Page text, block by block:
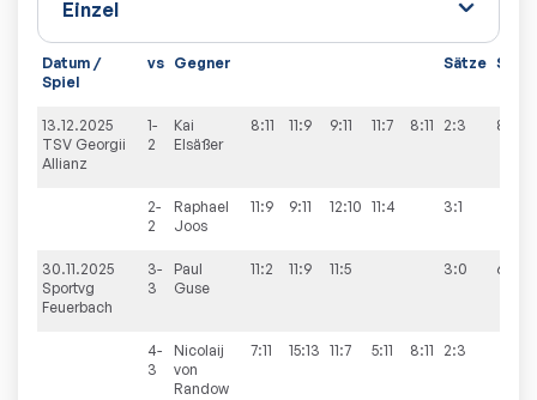
Datum /
Spiel
vs Gegner Sätze
13.12.2025
TSV Georgii
Allianz
1-
2
Kai
Elsäßer
8:11 11:9 9:11 11:7 8:11 2:3 8:8
2-
2
Raphael
Joos
11:9 9:11 12:10 11:4 3:1
30.11.2025
Sportvg
Feuerbach
3-
3
Paul
Guse
11:2 11:9 11:5 3:0 6:9
4-
3
Nicolaij
von
Randow
7:11 15:13 11:7 5:11 8:11 2:3